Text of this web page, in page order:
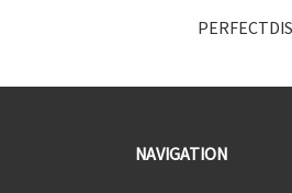
NAVIGATION